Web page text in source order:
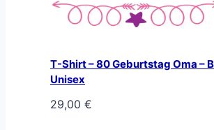
T-Shirt – 80 Geburtstag Oma –
Unisex
29,00 €